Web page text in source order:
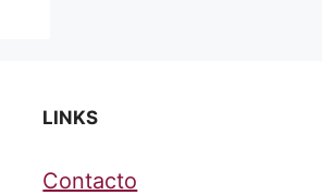
LINKS
Contacto